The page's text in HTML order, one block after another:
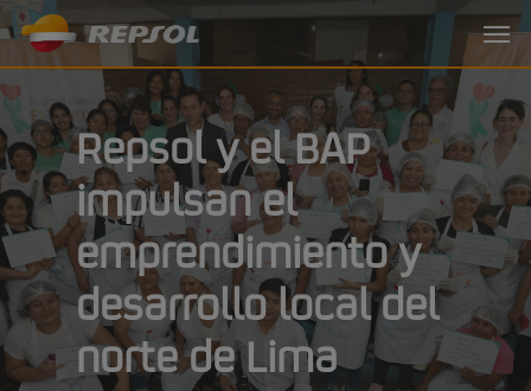
Skip
main
content
Menu
Repsol y el BAP
impulsan el
emprendimiento y
desarrollo local del
norte de Lima